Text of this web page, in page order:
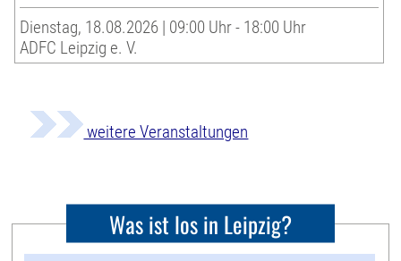
Dienstag, 18.08.2026 | 09:00 Uhr - 18:00 Uhr
ADFC Leipzig e. V.
weitere Veranstaltungen
Was ist los in Leipzig?